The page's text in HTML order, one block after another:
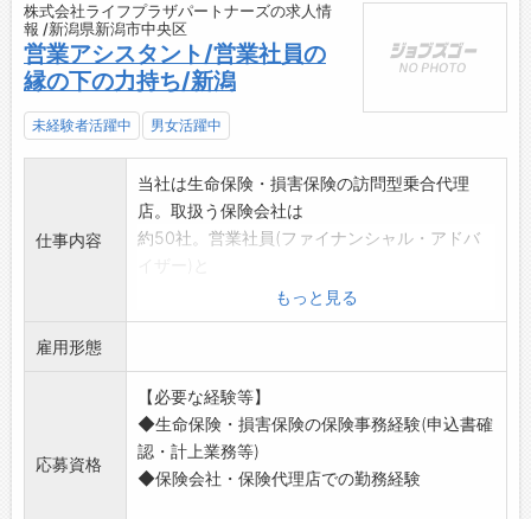
環境では、満足して仕事をすることはできない
と考えています。
・月1回の上司面談や年3回の店舗飲み会など、
立場に関係なく意見を言いやすい仕組みがあり
ます。
な人間関係を築ける環境です。
◆チームで目標を目指す文化◎
・個人ノルマはなく、個人・店舗・部門・会社
・成果を義務づけるのではなく、自主性を尊重
【先輩社員の声】
■車検のコバック 店長代理／2015年入社
「コバックはリピート率が高く、新潟県内でも
圧倒的No.1の実績があります。
その分お客様から感謝される機会も多く、
指導などを通じて、先輩スタッフのノウハウを
習得できます！
・充実の資格取得支援あり！知識や技術のレベ
ルアップを手厚くサポートします◎
・新入社員へのサポート体制あり！研修などに
環境づくりに努めています♪
【取得できる資格・免許は8種類！】
■費用は会社が全額負担！あなたの頑張りを全
・国家整備士2級・3級
・牽引免許
・整備主任者
・自動車検査員
・フォークリフト運転技能講習
・玉掛け技能講習
株式会社ライフプラザパートナーズの求人情
報 /新潟県新潟市中央区
営業アシスタント/営業社員の
縁の下の力持ち/新潟
未経験者活躍中 男女活躍中
仕事内容
当社は生命保険・損害保険の訪問型乗合代理
店。取扱う保険会社は
約50社。営業社員(ファイナンシャル・アドバ
一体になって仕事を支えていく【営業アシスタ
ント】の仕事です。
★ ★未経験OK★
*契約データの入力 *メール送信 *営業資料・
見積書作成
*損保設計書および申込書作成 *損保計上業務
*不備管理および対応
もっと見る
雇用形態
応募資格
【必要な経験等】
◆生命保険・損害保険の保険事務経験(申込書確
認・計上業務等)
◆保険会社・保険代理店での勤務経験